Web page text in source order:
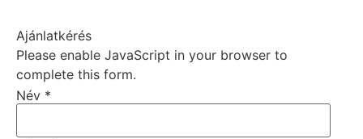
Ajánlatkérés
Please enable JavaScript in your browser to
complete this form.
Név *